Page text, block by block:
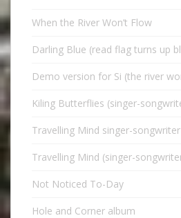
When the River Won’t Flow
Darling Blue (read flag turns up
Demo version for Si (the river
Kiling Butterflies (singer-
Travelling Mind singer-
Travelling Mind (singer-
Not Noticed To-Day
Hole and Corner album